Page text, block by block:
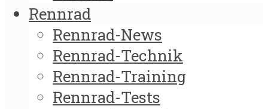
Rennrad
Rennrad-News
Rennrad-Technik
Rennrad-Training
Rennrad-Tests